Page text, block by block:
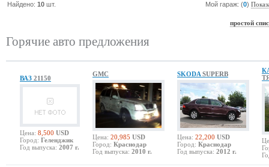
Найдено:10 шт. Мой гараж: (0)
простой
Горячие авто предложения
ВАЗ 21150
Цена: 8,500 USD
Город: Геленджик
Год выпуска: 2007 г.
GMC
Цена: 20,985 USD
Город: Краснодар
Год выпуска: 2010 г.
SKODA SUPERB
Цена: 22,200 USD
Город: Краснодар
Год выпуска: 2012 г.